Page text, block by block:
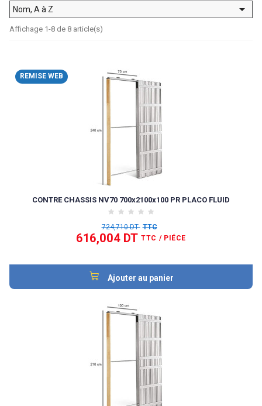
Nom, A à Z 
Affichage 1-8 de 8 article(s)
REMISE WEB
CONTRE CHASSIS NV70 700x2100x100 PR PLACO FLUID
724,710 DT TTC
616,004 DT TTC / PIÉCE
Ajouter au panier